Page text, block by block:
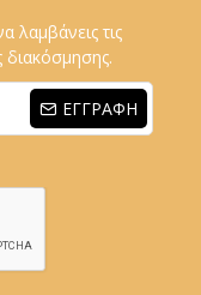
λαμβάνεις τις
διακόσμησης.
ΕΓΓΡΑΦΉ